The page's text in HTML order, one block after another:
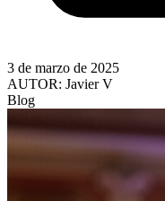
3 de marzo de 2025
AUTOR: Javier V
Blog